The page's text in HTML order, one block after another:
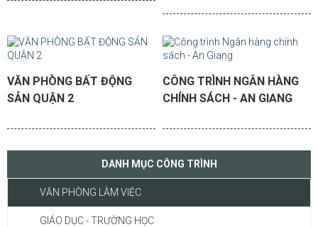
VĂN PHÒNG BẤT ĐỘNG
SẢN QUẬN 2
CÔNG TRÌNH NGÂN HÀNG
CHÍNH SÁCH - AN GIANG
DANH MỤC CÔNG TRÌNH
VĂN PHÒNG LÀM VIỆC
GIÁO DỤC - TRƯỜNG HỌC